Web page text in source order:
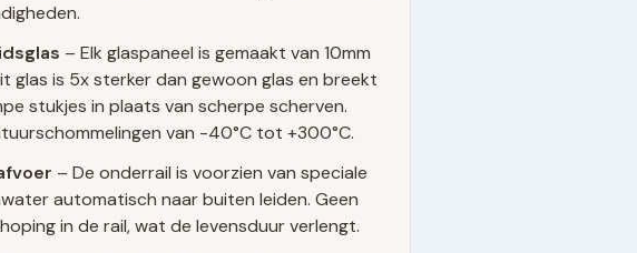
– Elk glaspaneel is gemaakt van 10mm
glas is 5x sterker dan gewoon glas en breekt
stukjes in plaats van scherpe scherven.
van -40°C tot +300°C.
– De onderrail is voorzien van speciale
automatisch naar buiten leiden. Geen
in de rail, wat de levensduur verlengt.